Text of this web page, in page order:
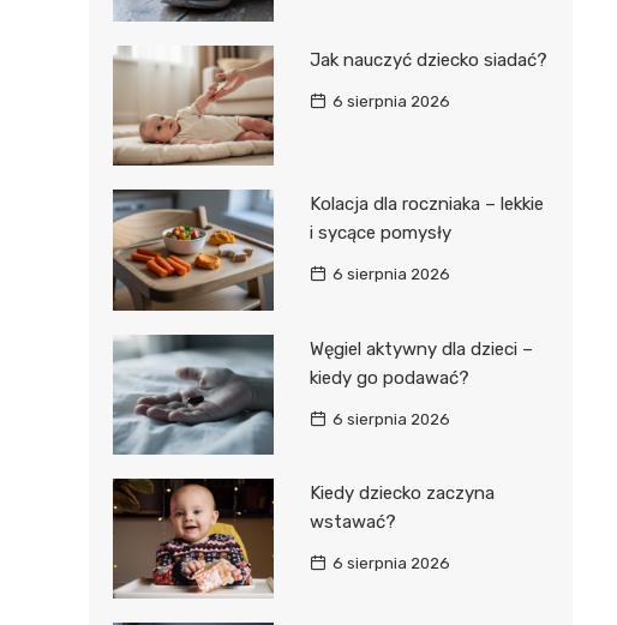
Jak nauczyć dziecko siadać?
6 sierpnia 2026
Kolacja dla roczniaka – lekkie
i sycące pomysły
6 sierpnia 2026
Węgiel aktywny dla dzieci –
kiedy go podawać?
6 sierpnia 2026
Kiedy dziecko zaczyna
wstawać?
6 sierpnia 2026